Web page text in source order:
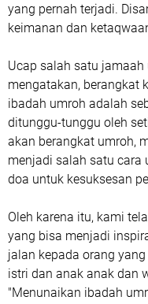
yang pernah terjadi.
keimanan dan
Ucap salah satu
mengatakan, berangkat
ibadah umroh adalah
ditunggu-tunggu oleh
akan berangkat umroh,
menjadi salah satu cara
doa untuk kesuksesan
Oleh karena itu, kami
yang bisa menjadi
jalan kepada orang
istri dan anak anak dan
"Menunaikan ibadah